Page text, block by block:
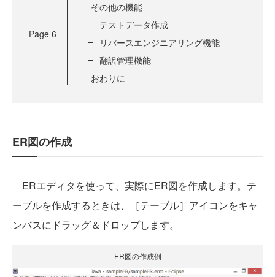
Page 6
その他の機能
テストデータ作成
リバースエンジニアリング機能
翻訳管理機能
おわりに
ER図の作成
ERエディタを使って、実際にER図を作成します。テ
ーブルを作成するときは、［テーブル］アイコンをキャ
ンバスにドラッグ＆ドロップします。
ER図の作成例